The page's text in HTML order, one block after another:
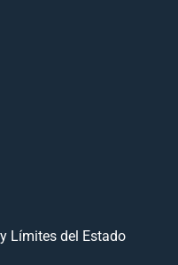
Límites del Estado